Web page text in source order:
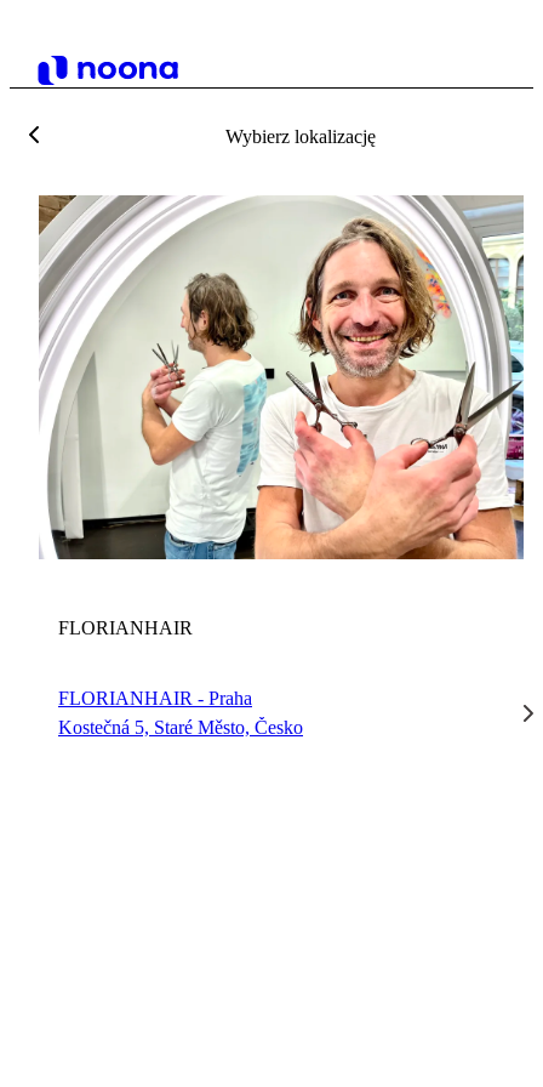
Wybierz lokalizację
F
FLORIANHAIR
FLORIANHAIR - Praha
Kostečná 5, Staré Město, Česko